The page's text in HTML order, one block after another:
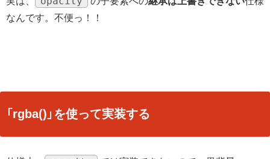
なんです。不便っ！！
「rgba()」を使って実装する